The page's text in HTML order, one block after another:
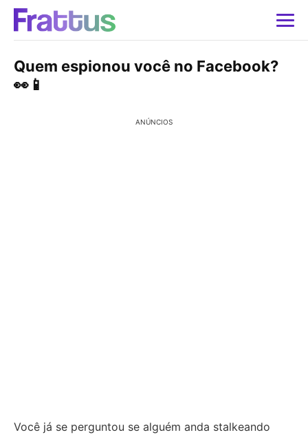
Quem espionou você no Facebook?
👀📱
ANÚNCIOS
Você já se perguntou se alguém anda stalkeando